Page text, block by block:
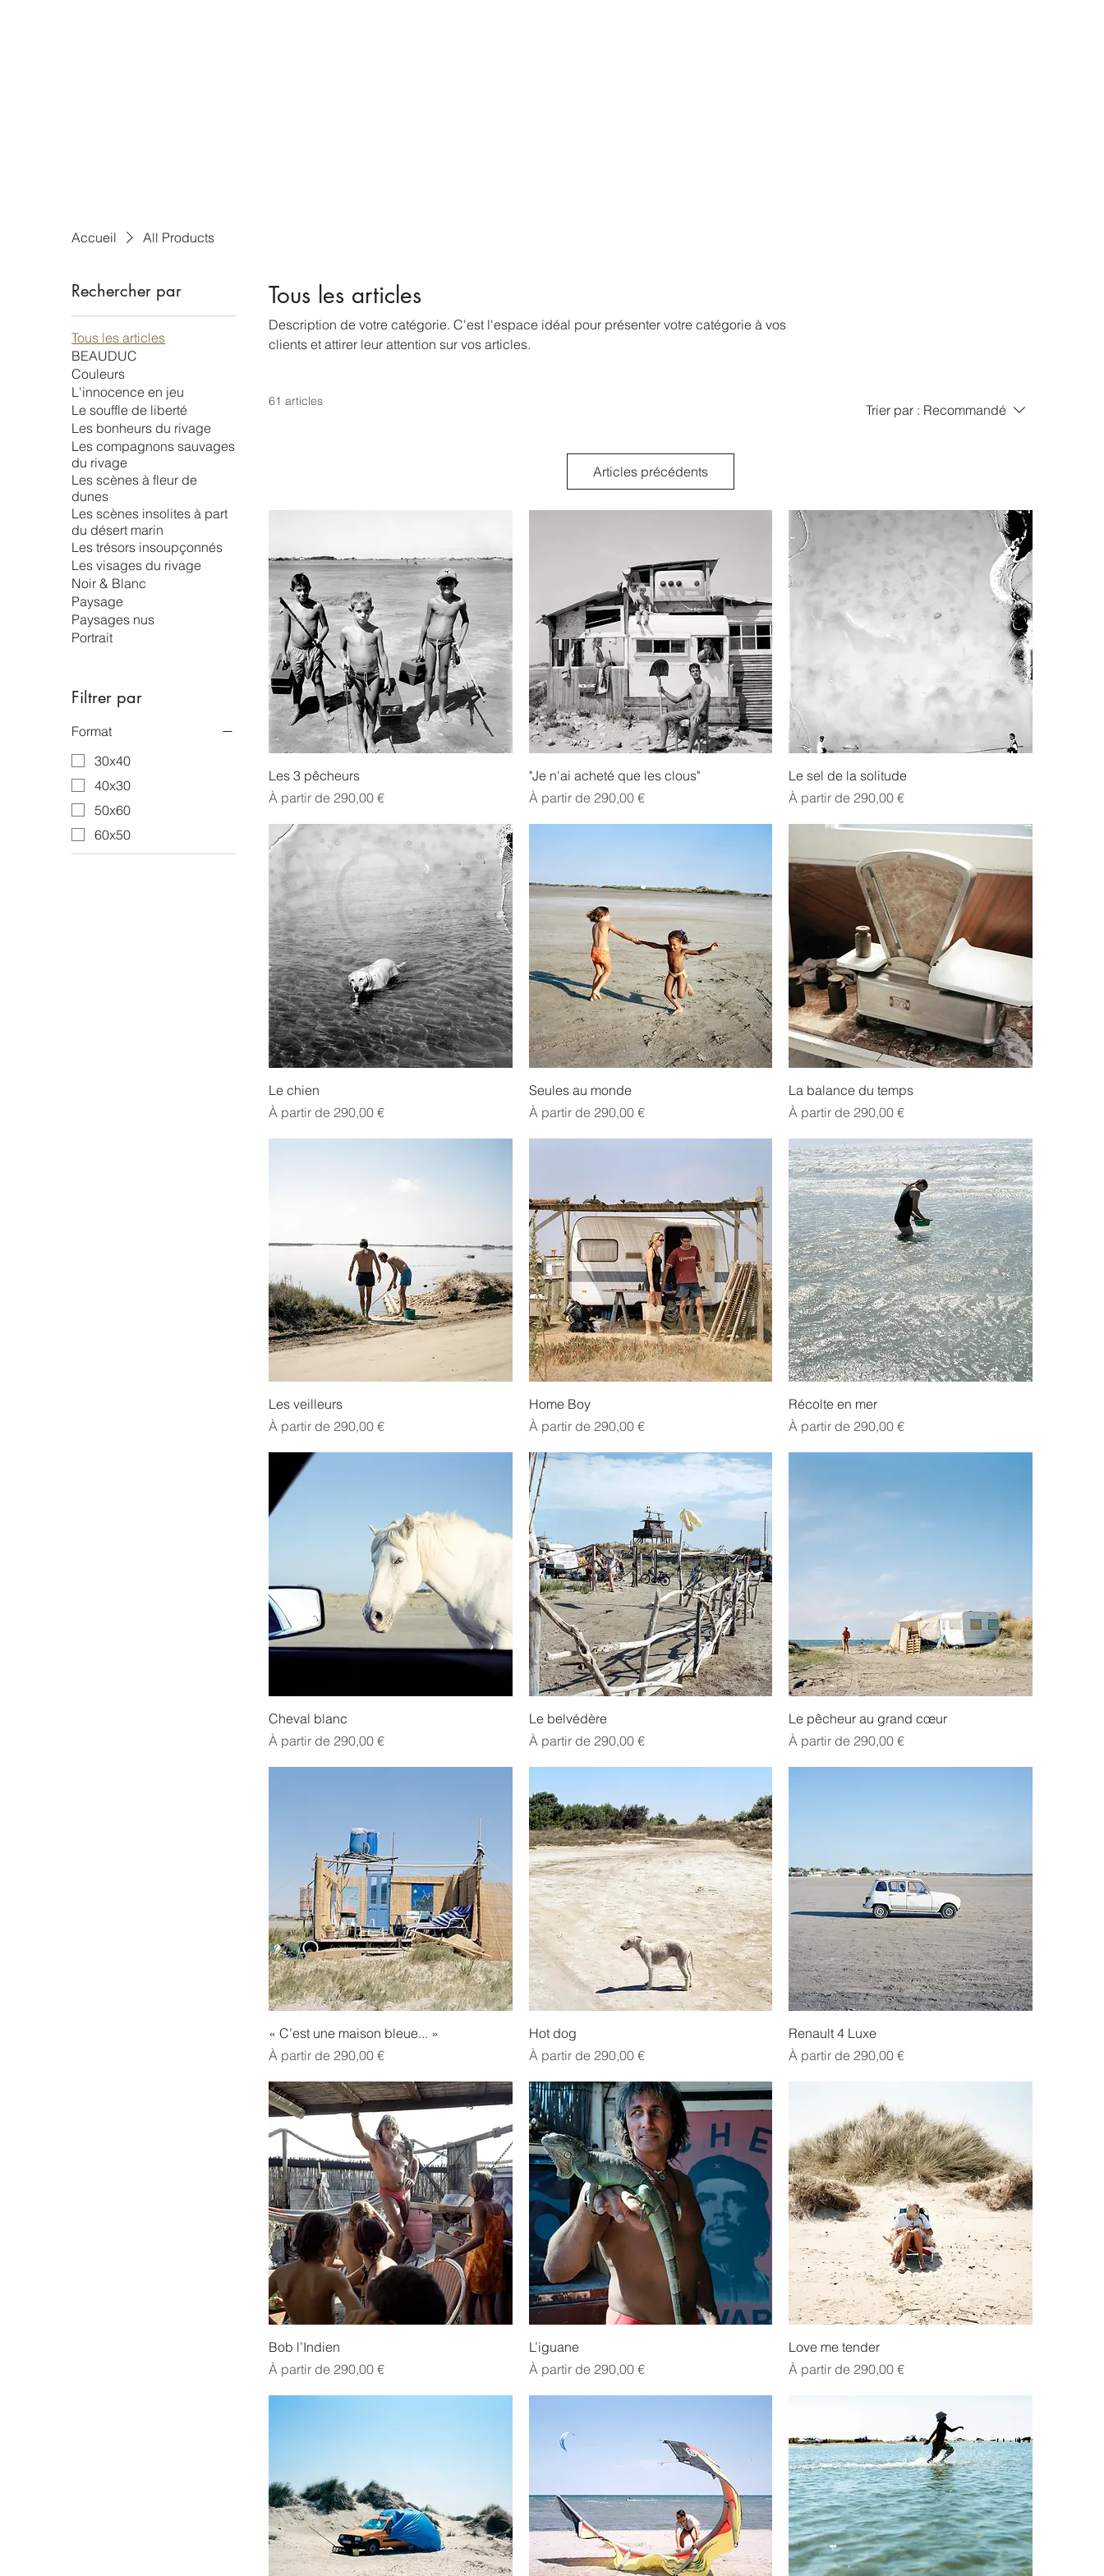
Accueil All Products
Rechercher par
Tous les articles
BEAUDUC
Couleurs
L'innocence en jeu
Le souffle de liberté
Les bonheurs du rivage
Les compagnons sauvages
du rivage
Les scènes à fleur de
dunes
Les scènes insolites à part
du désert marin
Les trésors insoupçonnés
Les visages du rivage
Noir & Blanc
Paysage
Paysages nus
Portrait
Filtrer par
Format
30x40
40x30
50x60
60x50
Tous les articles
Description de votre catégorie. C'est l'espace idéal pour présenter votre catégorie à vos
clients et attirer leur attention sur vos articles.
61 articles
Trier par : Recommandé
Articles précédents
Les 3 pêcheurs
À partir de290,00 €
Prix promotionnel
"Je n'ai acheté que les clous"
À partir de 290,00 €
Prix promotionnel
Le sel de la solitude
À partir de290,00 €
Prix promotionnel
Le chien
À partir de 290,00 €
Prix promotionnel
Seules au monde
À partir de 290,00 €
Prix promotionnel
La balance du temps
À partir de 290,00 €
Prix promotionnel
Les veilleurs
À partir de290,00 €
Prix promotionnel
Home Boy
À partir de 290,00 €
Prix promotionnel
Récolte en mer
À partir de290,00 €
Prix promotionnel
Cheval blanc
À partir de290,00 €
Prix promotionnel
Le belvédère
À partir de 290,00 €
Prix promotionnel
Le pêcheur au grand cœur
À partir de290,00 €
Prix promotionnel
« C’est une maison bleue... »
À partir de 290,00 €
Prix promotionnel
Hot dog
À partir de 290,00 €
Prix promotionnel
Renault 4 Luxe
À partir de 290,00 €
Prix promotionnel
Bob l’Indien
À partir de290,00 €
Prix promotionnel
L’iguane
À partir de 290,00 €
Prix promotionnel
Love me tender
À partir de290,00 €
Prix promotionnel